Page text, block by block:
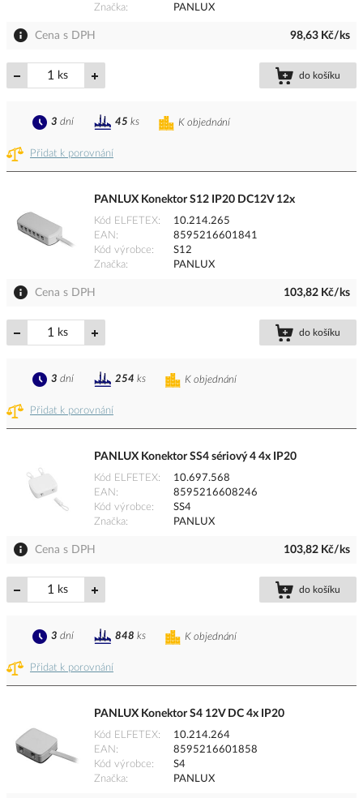
Značka
PANLUX
Cena s DPH 98,63 Kč/ks
ks do košíku
Přidat k porovnání
K objednání
3 dní 45 ks
PANLUX Konektor S12 IP20 DC12V 12x
Kód ELFETEX
10.214.265
EAN
8595216601841
Kód výrobce
S12
Značka
PANLUX
Cena s DPH 103,82 Kč/ks
ks do košíku
Přidat k porovnání
K objednání
3 dní 254 ks
PANLUX Konektor SS4 sériový 4 4x IP20
Kód ELFETEX
10.697.568
EAN
8595216608246
Kód výrobce
SS4
Značka
PANLUX
Cena s DPH 103,82 Kč/ks
ks do košíku
Přidat k porovnání
K objednání
3 dní 848 ks
PANLUX Konektor S4 12V DC 4x IP20
Kód ELFETEX
10.214.264
EAN
8595216601858
Kód výrobce
S4
Značka
PANLUX